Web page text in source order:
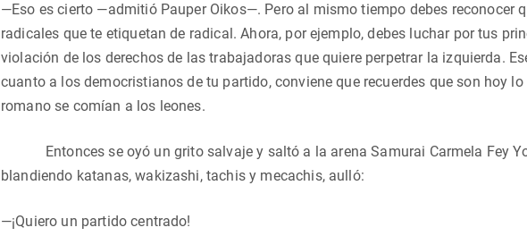
—Eso es cierto —admitió Pauper Oikos—. Pero al mismo tiempo debes reconocer
radicales que te etiquetan de radical. Ahora, por ejemplo, debes luchar por tus
violación de los derechos de las trabajadoras que quiere perpetrar la izquierda.
cuanto a los democristianos de tu partido, conviene que recuerdes que son hoy
romano se comían a los leones.
Entonces se oyó un grito salvaje y saltó a la arena Samurai Carmela Fey
blandiendo katanas, wakizashi, tachis y mecachis, aulló:
—¡Quiero un partido centrado!